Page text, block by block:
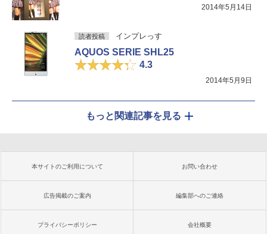
2014年5月14日
読者投稿 インプレっす
AQUOS SERIE SHL25
4.3
2014年5月9日
もっと関連記事を見る
本サイトのご利用について お問い合わせ
広告掲載のご案内 編集部へのご連絡
プライバシーポリシー 会社概要